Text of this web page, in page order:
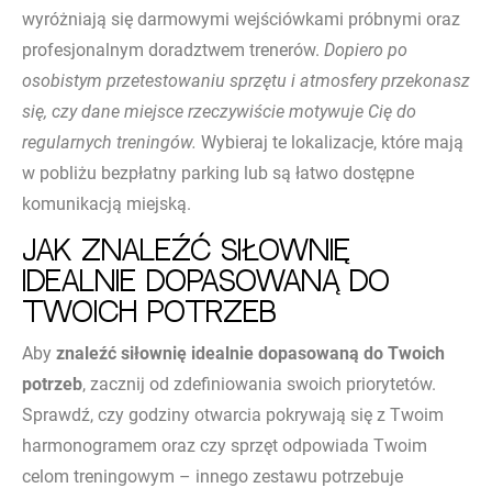
wyróżniają się darmowymi wejściówkami próbnymi oraz
profesjonalnym doradztwem trenerów. Dopiero po
osobistym przetestowaniu sprzętu i atmosfery przekonasz
się, czy dane miejsce rzeczywiście motywuje Cię do
regularnych treningów. Wybieraj te lokalizacje, które mają
w pobliżu bezpłatny parking lub są łatwo dostępne
komunikacją miejską.
Jak znaleźć siłownię
idealnie dopasowaną do
Twoich potrzeb
Aby znaleźć siłownię idealnie dopasowaną do Twoich
potrzeb, zacznij od zdefiniowania swoich priorytetów.
Sprawdź, czy godziny otwarcia pokrywają się z Twoim
harmonogramem oraz czy sprzęt odpowiada Twoim
celom treningowym – innego zestawu potrzebuje